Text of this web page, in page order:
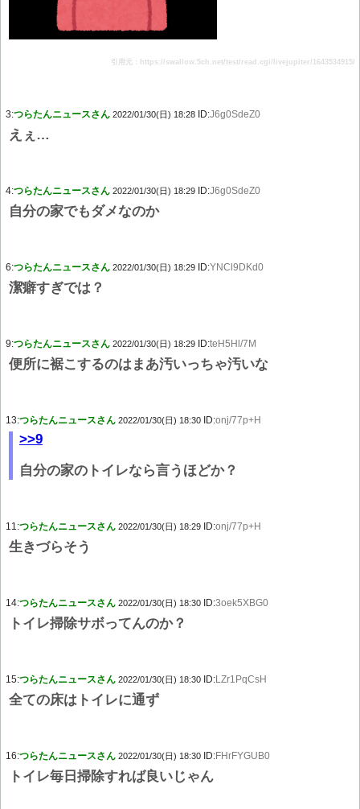
引用元：https://swallow.5ch.net/test/read.cgi/livejupiter/1643534915/
3:つらたんニュースさん 2022/01/30(日) 18:28 ID:J6g0SdeZ0
えぇ…
4:つらたんニュースさん 2022/01/30(日) 18:29 ID:J6g0SdeZ0
自分の家でもダメなのか
6:つらたんニュースさん 2022/01/30(日) 18:29 ID:YNCl9DKd0
潔癖すぎでは？
9:つらたんニュースさん 2022/01/30(日) 18:29 ID:teH5Hl/7M
便所に裾こするのはまあ汚いっちゃ汚いな
13:つらたんニュースさん 2022/01/30(日) 18:30 ID:onj/77p+H
>>9
自分の家のトイレなら言うほどか？
11:つらたんニュースさん 2022/01/30(日) 18:29 ID:onj/77p+H
生きづらそう
14:つらたんニュースさん 2022/01/30(日) 18:30 ID:3oek5XBG0
トイレ掃除サボってんのか？
15:つらたんニュースさん 2022/01/30(日) 18:30 ID:LZr1PqCsH
全ての床はトイレに通ず
16:つらたんニュースさん 2022/01/30(日) 18:30 ID:FHrFYGUB0
トイレ毎日掃除すれば良いじゃん